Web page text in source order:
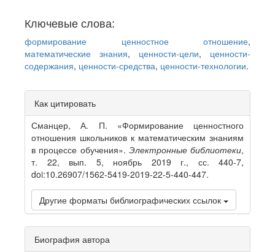
Ключевые слова:
формирование ценностное отношение,
математические знания, ценности-цели, ценности-
содержания, ценности-средства, ценности-технологии.
Article
Details
Как цитировать
Сманцер, А. П. «Формирование ценностного
отношения школьников к математическим знаниям
в процессе обучения». Электронные библиотеки,
т. 22, вып. 5, ноябрь 2019 г., сс. 440-7,
doi:10.26907/1562-5419-2019-22-5-440-447.
Другие форматы библиографических ссылок
Биография автора